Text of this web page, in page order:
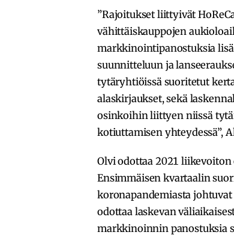
”Rajoitukset liittyivät
vähittäiskauppojen
markkinointipanostuksia
suunnitteluun ja
tytäryhtiöissä suoritetut
alaskirjaukset, sekä
osinkoihin liittyen niissä
kotiuttamisen yhteydessä”,
Olvi odottaa 2021
Ensimmäisen kvartaalin
koronapandemiasta
odottaa laskevan
markkinoinnin panostuksia